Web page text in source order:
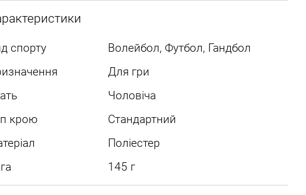
спорту
Волейбол, Футбол, Гандбол
Для гри
Чоловіча
крою
Стандартний
Поліестер
145 г